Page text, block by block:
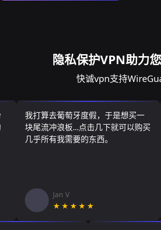
隐私保护VPN助力
快诚vpn支持
我打算去葡萄牙度假，于是想买一
块尾流冲浪板...点击几下就可以购买
几乎所有我需要的东西。
Jan V
★★★★★